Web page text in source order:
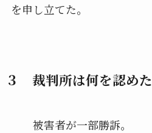
を申し立てた。
３ 裁判所は何を認め
被害者が一部勝訴。